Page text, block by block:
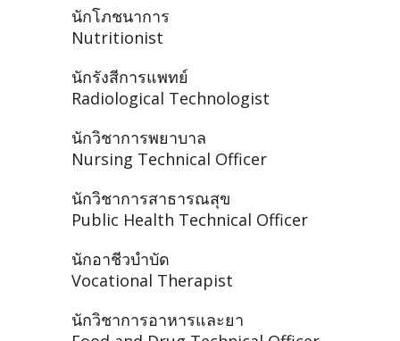
นักโภชนาการ
Nutritionist
นักรังสีการแพทย์
Radiological Technologist
นักวิชาการพยาบาล
Nursing Technical Officer
นักวิชาการสาธารณสุข
Public Health Technical Officer
นักอาชีวบำบัด
Vocational Therapist
นักวิชาการอาหารและยา